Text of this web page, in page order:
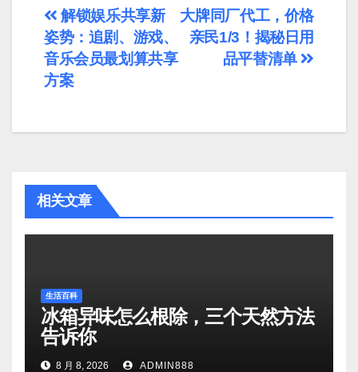
文
章
导
大牌同厂代工，价格
亲民1/3！揭秘日用
品平替清单
解锁娱乐共享新
姿势：追剧、游戏、
音乐会员最划算共享
方案
相关文章
生活百科
冰箱异味怎么根除，三个天然方法
告诉你
8 月 8, 2026 ADMIN888